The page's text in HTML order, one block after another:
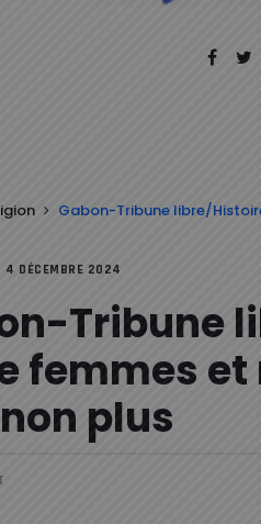
Gabon-Tribune libre/
4 DÉCEMBRE 2024
Tribune
femmes et
plus